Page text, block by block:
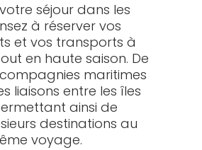
séjour dans les
à réserver vos
et vos transports à
en haute saison. De
maritimes
liaisons entre les îles
ainsi de
destinations au
voyage.